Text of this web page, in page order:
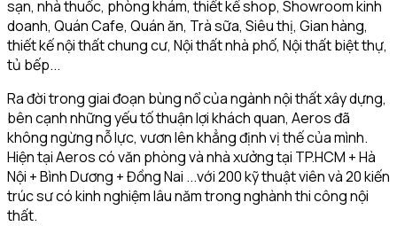
sạn, nhà thuốc, phòng khám, thiết kế shop, Showroom kinh
doanh, Quán Cafe, Quán ăn, Trà sữa, Siêu thị, Gian hàng,
thiết kế nội thất chung cư, Nội thất nhà phố, Nội thất biệt thự,
tủ bếp...
Ra đời trong giai đoạn bùng nổ của ngành nội thất xây dựng,
bên cạnh những yếu tố thuận lợi khách quan, Aeros đã
không ngừng nỗ lực, vươn lên khẳng định vị thế của mình.
Hiện tại Aeros có văn phòng và nhà xưởng tại TP.HCM + Hà
Nội + Bình Dương + Đồng Nai ...với 200 kỹ thuật viên và 20 kiến
trúc sư có kinh nghiệm lâu năm trong nghành thi công nội
thất.